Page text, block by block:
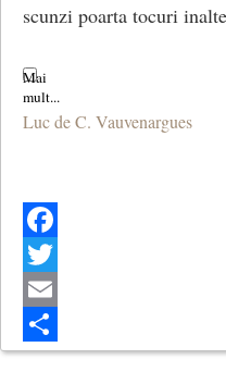
scunzi poarta tocuri
Luc de C. Vauvenargues
Facebook
Twitter
Email
Share